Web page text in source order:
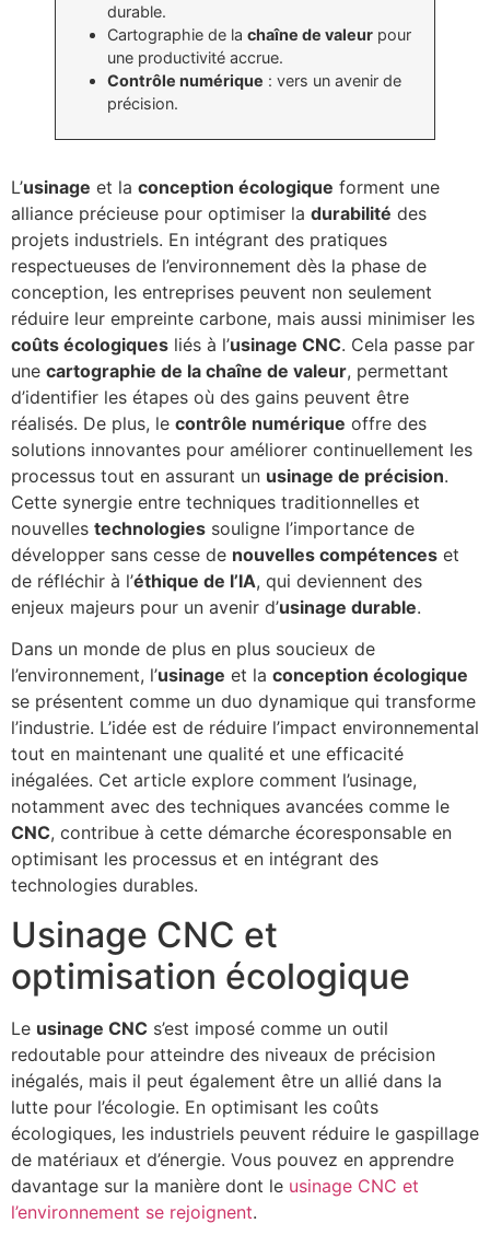
durable.
Cartographie de lachaîne de valeur pour
une productivité accrue.
Contrôle numérique : vers un avenir de
précision.
L’usinage et la conception écologique forment une
alliance précieuse pour optimiser la durabilité des
projets industriels. En intégrant des pratiques
respectueuses de l’environnement dès la phase de
conception, les entreprises peuvent non seulement
réduire leur empreinte carbone, mais aussi minimiser les
coûts écologiques liés à l’usinage CNC. Cela passe par
une cartographie de la chaîne de valeur, permettant
d’identifier les étapes où des gains peuvent être
réalisés. De plus, le contrôle numérique offre des
solutions innovantes pour améliorer continuellement les
processus tout en assurant un usinage de précision.
Cette synergie entre techniques traditionnelles et
nouvelles technologies souligne l’importance de
développer sans cesse de nouvelles compétences et
de réfléchir à l’éthique de l’IA, qui deviennent des
enjeux majeurs pour un avenir d’usinage durable.
Dans un monde de plus en plus soucieux de
l’environnement, l’usinage et la conception écologique
se présentent comme un duo dynamique qui transforme
l’industrie. L’idée est de réduire l’impact environnemental
tout en maintenant une qualité et une efficacité
inégalées. Cet article explore comment l’usinage,
notamment avec des techniques avancées comme le
CNC, contribue à cette démarche écoresponsable en
optimisant les processus et en intégrant des
technologies durables.
Usinage CNC et
optimisation écologique
Le usinage CNC s’est imposé comme un outil
redoutable pour atteindre des niveaux de précision
inégalés, mais il peut également être un allié dans la
lutte pour l’écologie. En optimisant les coûts
écologiques, les industriels peuvent réduire le gaspillage
de matériaux et d’énergie. Vous pouvez en apprendre
davantage sur la manière dont le usinage CNC et
l’environnement se rejoignent.